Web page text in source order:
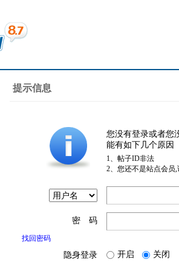
提示信息
您没有登录或者您
能有如下几个原因
1、帖子ID非法
2、您还不是站点会员
密 码
找回密码
隐身登录 开启 关闭